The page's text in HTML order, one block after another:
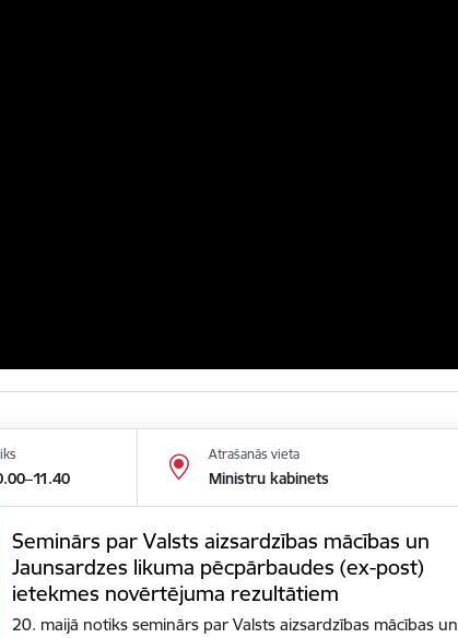
Atrašanās vieta
Ministru kabinets
Seminārs par Valsts aizsardzības mācības un
Jaunsardzes likuma pēcpārbaudes (ex-post)
ietekmes novērtējuma rezultātiem
20. maijā notiks seminārs par Valsts aizsardzības mācības un